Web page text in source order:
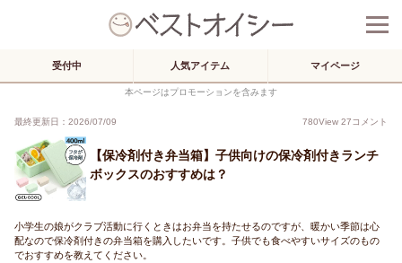
受付中 人気アイテム マイページ
本ページはプロモーションを含みます
最終更新日：2026/07/09 780View 27コメント
【保冷剤付き弁当箱】子供向けの保冷剤付きランチ
ボックスのおすすめは？
小学生の娘がクラブ活動に行くときはお弁当を持たせるのですが、暖かい季節は心
配なので保冷剤付きの弁当箱を購入したいです。子供でも食べやすいサイズのもの
でおすすめを教えてください。